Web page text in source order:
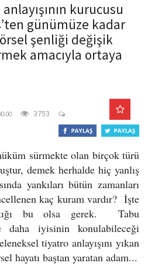
kurucusu
günümüze kadar
şenliği değişik
amacıyla ortaya
3753
sürmekte olan birçok türü
demek herhalde hiç yanlış
yankıları bütün zamanları
kaç kuram vardır? İşte
bu olsa gerek. Tabu
daha iyisinin konulabileceği
tiyatro anlayışını yıkan
hayatı baştan yaratan adam...